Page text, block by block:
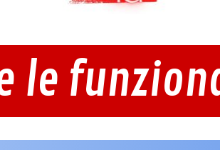
le